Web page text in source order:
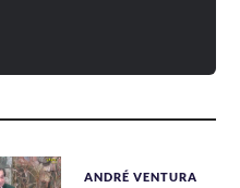
ANDRÉ VENTURA